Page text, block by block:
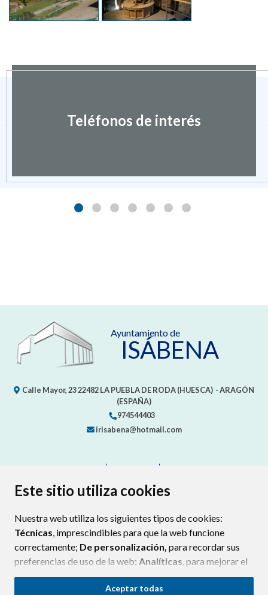
Este sitio utiliza cookies
Nuestra web utiliza los siguientes tipos de cookies:
Técnicas, imprescindibles para que la web funcione
correctamente; De personalización, para recordar sus
preferencias de uso de la web; Analíticas, para mejorar el
funcionamiento de la web y sus servicios.
Aceptar todas
Teléfonos de interés
Ayuntamiento de
ISÁBENA
Calle Mayor, 2322482LA PUEBLA DE RODA (HUESCA) - ARAGÓN
(ESPAÑA)
974544403
irisabena@hotmail.com
PROTECCIÓN DE DATOS
POLÍTICA DE COOKIES